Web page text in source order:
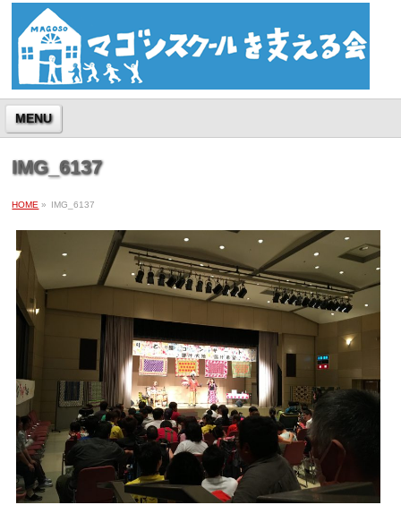
MENU
IMG_6137
HOME » IMG_6137